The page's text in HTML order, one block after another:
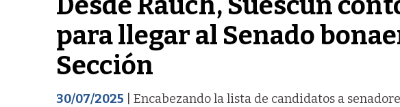
para llegar al Senado
Sección
30/07/2025 | Encabezando la lista de candidatos a